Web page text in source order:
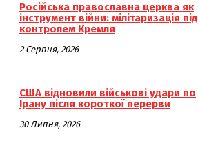
Російська православна церква як
інструмент війни: мілітаризація під
контролем Кремля
2 Серпня, 2026
США відновили військові удари по
Ірану після короткої перерви
30 Липня, 2026